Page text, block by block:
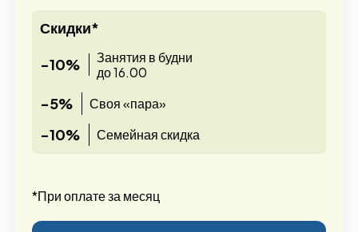
Скидки*
-10%
Занятия в будни
до 16.00
-5% Своя «пара»
-10% Семейная скидка
*При оплате за месяц